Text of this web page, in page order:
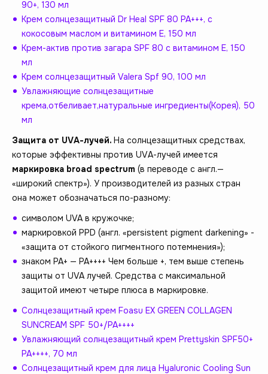
90+, 130 мл
Крем cолнцезащитный Dr Heal SPF 80 PA+++, c
кокосовым маслом и витамином Е, 150 мл
Крем-актив против загара SPF 80 с витамином Е, 150
мл
Крем солнцезащитный Valera Spf 90, 100 мл
Увлажняющие солнцезащитные
крема,отбеливает,натуральные ингредиенты(Корея), 50
мл
Защита от UVА-лучей. На солнцезащитных средствах,
которые эффективны против UVА-лучей имеется
маркировка broad spectrum (в переводе с англ.—
«широкий спектр»). У производителей из разных стран
она может обозначаться по-разному:
символом UVA в кружочке;
маркировкой PPD (англ. «persistent pigment darkening» -
«защита от стойкого пигментного потемнения»);
знаком PA+ — PA++++ Чем больше +, тем выше степень
защиты от UVA лучей. Средства с максимальной
защитой имеют четыре плюса в маркировке.
Солнцезащитный крем Foasu EX GREEN COLLAGEN
SUNCREAM SPF 50+/PA++++
Увлажняющий солнцезащитный крем Prettyskin SPF50+
PA++++, 70 мл
Солнцезащитный крем для лица Hyaluronic Cooling Sun